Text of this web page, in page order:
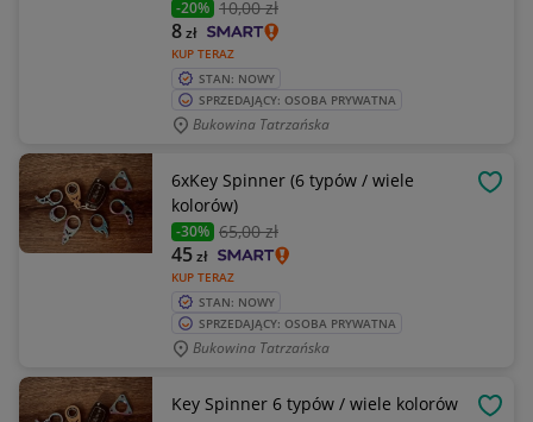
-20% 10,00 zł
KUP TERAZ
8zł
STAN: NOWY
SPRZEDAJĄCY: OSOBA PRYWATNA
Bukowina Tatrzańska
6xKey Spinner (6 typów / wiele
kolorów)
-30% 65,00 zł
KUP TERAZ
45zł
STAN: NOWY
SPRZEDAJĄCY: OSOBA PRYWATNA
Bukowina Tatrzańska
Key Spinner 6 typów / wiele kolorów